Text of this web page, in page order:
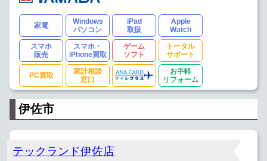
家電
Windows
パソコン
iPad
取扱
Apple
Watch
スマホ
販売
スマホ・
iPhone買取
ゲーム
ソフト
トータル
サポート
PC買取
家計相談
窓口
お手軽
リフォーム
伊佐市
テックランド伊佐店